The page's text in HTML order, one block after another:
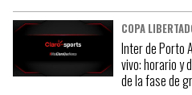
COPA
Inter de Porto
vivo: horario y
de la fase de